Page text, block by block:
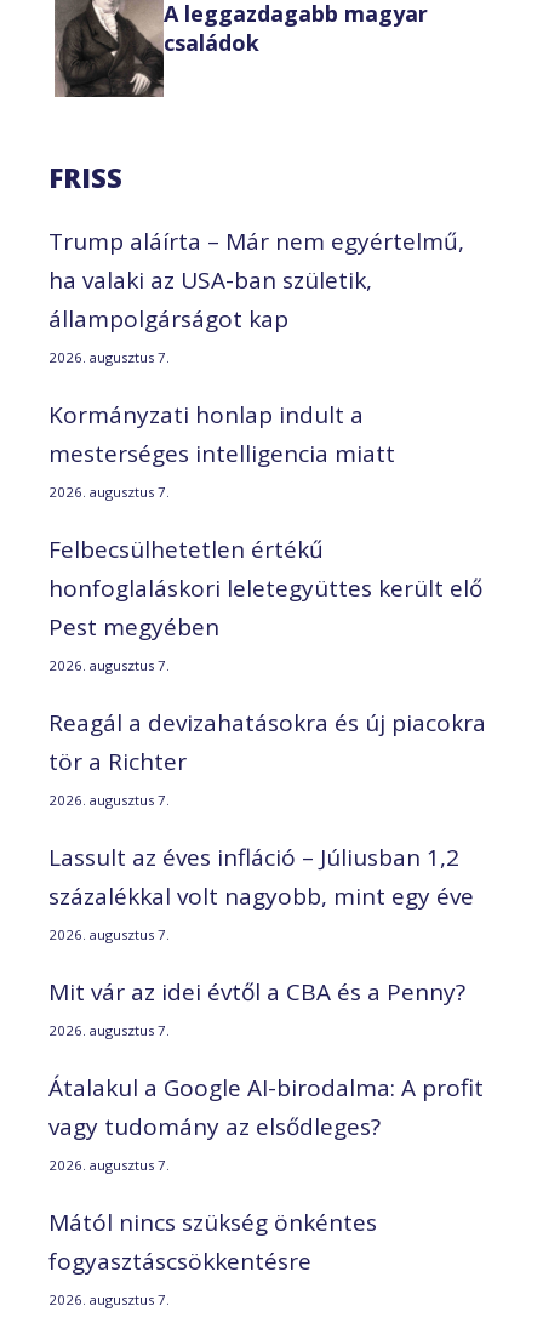
A leggazdagabb magyar
családok
FRISS
Trump aláírta – Már nem egyértelmű,
ha valaki az USA-ban születik,
állampolgárságot kap
2026. augusztus 7.
Kormányzati honlap indult a
mesterséges intelligencia miatt
2026. augusztus 7.
Felbecsülhetetlen értékű
honfoglaláskori leletegyüttes került elő
Pest megyében
2026. augusztus 7.
Reagál a devizahatásokra és új piacokra
tör a Richter
2026. augusztus 7.
Lassult az éves infláció – Júliusban 1,2
százalékkal volt nagyobb, mint egy éve
2026. augusztus 7.
Mit vár az idei évtől a CBA és a Penny?
2026. augusztus 7.
Átalakul a Google AI-birodalma: A profit
vagy tudomány az elsődleges?
2026. augusztus 7.
Mától nincs szükség önkéntes
fogyasztáscsökkentésre
2026. augusztus 7.